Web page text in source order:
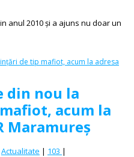
anul 2010 și a ajuns nu doar un
din nou la
acum la
Maramureș
Actualitate | 103 |